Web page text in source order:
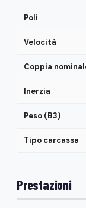
Poli
Velocità
Coppia
Inerzia
Peso (B3)
Tipo carcassa
Prestazioni